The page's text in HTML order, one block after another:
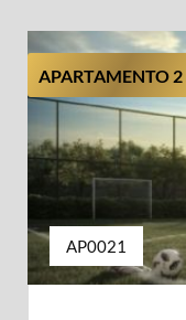
APARTAMENTO
AP0021